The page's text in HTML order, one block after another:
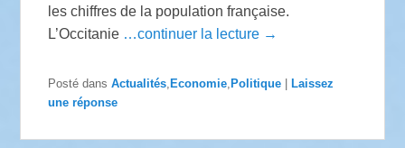
les chiffres de la population française.
L’Occitanie …continuer la lecture →
Posté dans Actualités, Economie, Politique
Laissez
une réponse